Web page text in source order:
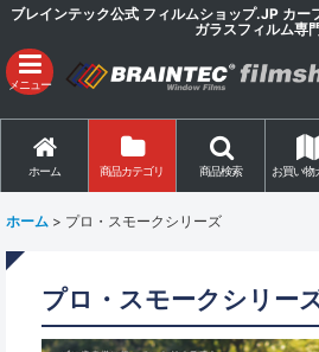
ブレインテック公式 フィルムショップ.JP カ
ガラスフィルム専
メニュー
ホーム 商品カテゴリ 商品検索 お買い物
ホーム > プロ・スモークシリーズ
プロ・スモークシリー